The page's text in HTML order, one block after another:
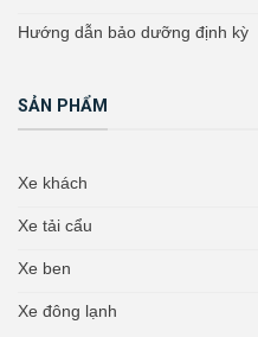
Hướng dẫn bảo dưỡng định kỳ
SẢN PHẨM
Xe khách
Xe tải cẩu
Xe ben
Xe đông lạnh